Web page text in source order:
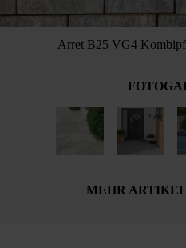
Arret B25 VG4
MEHR